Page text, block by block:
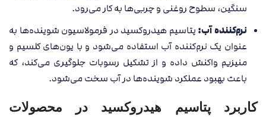
سنگین، سطوح روغنی و چربی‌ها به کار می‌رود.
نرم‌کننده آب: پتاسیم هیدروکسید در فرمولاسیون شوینده‌ها به
عنوان یک نرم‌کننده آب استفاده می‌شود و با یون‌های کلسیم و
منیزیم واکنش داده و از تشکیل رسوبات جلوگیری می‌کند، که
باعث بهبود عملکرد شوینده‌ها در آب سخت می‌شود.
کاربرد پتاسیم هیدروکسید در محصولات